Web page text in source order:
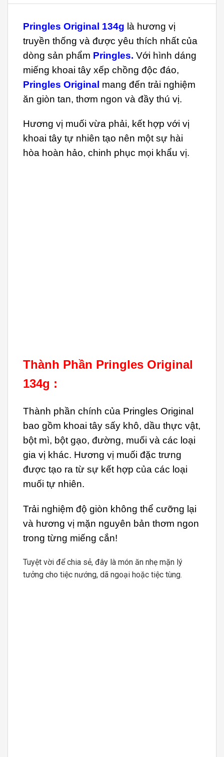
Pringles Original 134g là hương vị
truyền thống và được yêu thích nhất của
dòng sản phẩm Pringles. Với hình dáng
miếng khoai tây xếp chồng độc đáo,
Pringles Original mang đến trải nghiệm
ăn giòn tan, thơm ngon và đầy thú vị.
Hương vị muối vừa phải, kết hợp với vị
khoai tây tự nhiên tạo nên một sự hài
hòa hoàn hảo, chinh phục mọi khẩu vị.
Thành Phần Pringles Original
134g :
Thành phần chính của Pringles Original
bao gồm khoai tây sấy khô, dầu thực vật,
bột mì, bột gạo, đường, muối và các loại
gia vị khác. Hương vị muối đặc trưng
được tạo ra từ sự kết hợp của các loại
muối tự nhiên.
Trải nghiệm độ giòn không thể cưỡng lại
và hương vị mặn nguyên bản thơm ngon
trong từng miếng cắn!
Tuyệt vời để chia sẻ, đây là món ăn nhẹ mặn lý
tưởng cho tiệc nướng, dã ngoại hoặc tiệc tùng.